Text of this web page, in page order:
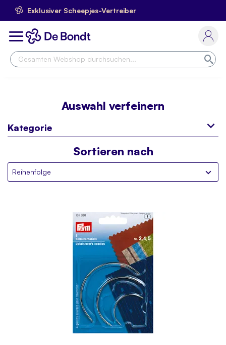
Exklusiver Scheepjes-Vertreiber
Skip
to
ContentToggle
Auswahl verfeinern
Kategorie
Sortieren nach